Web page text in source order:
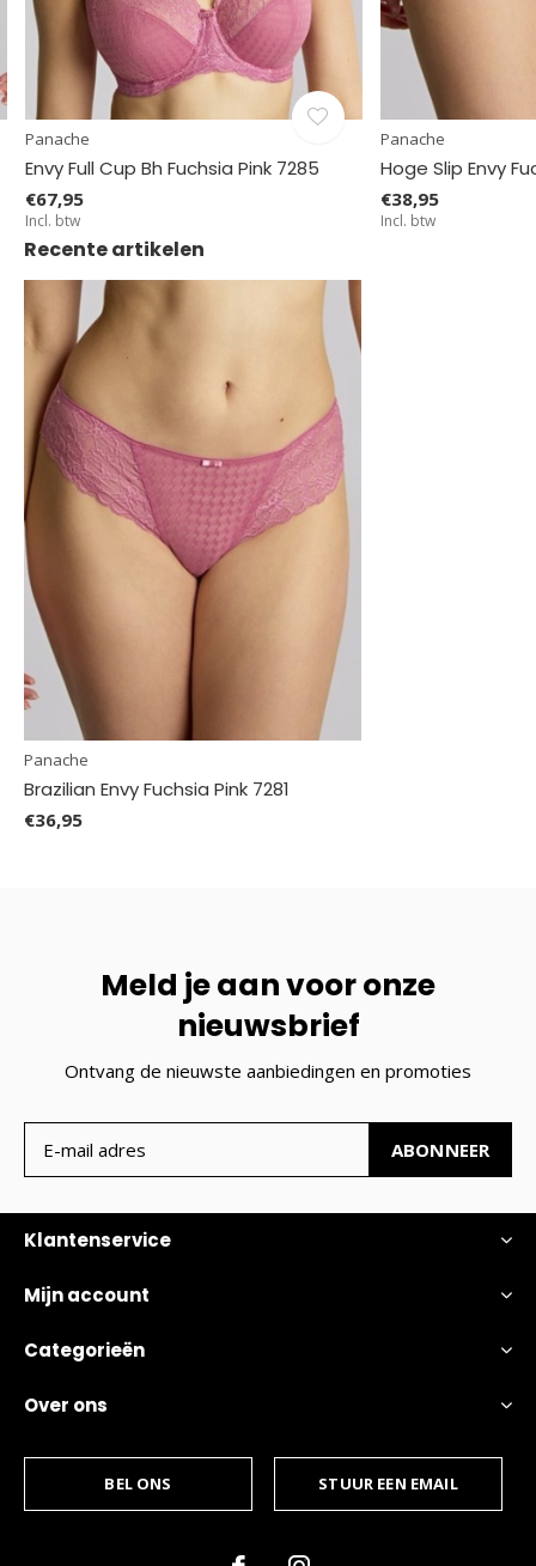
Panache
Envy Full Cup Bh Fuchsia Pink 7285
€67,95
Incl. btw
Panache
Hoge Slip Envy
€38,95
Incl. btw
Recente artikelen
Panache
Brazilian Envy Fuchsia Pink 7281
€36,95
Meld je aan voor onze
nieuwsbrief
Ontvang de nieuwste aanbiedingen en promoties
ABONNEER
Klantenservice
Mijn account
Categorieën
Over ons
BEL ONS STUUR EEN EMAIL